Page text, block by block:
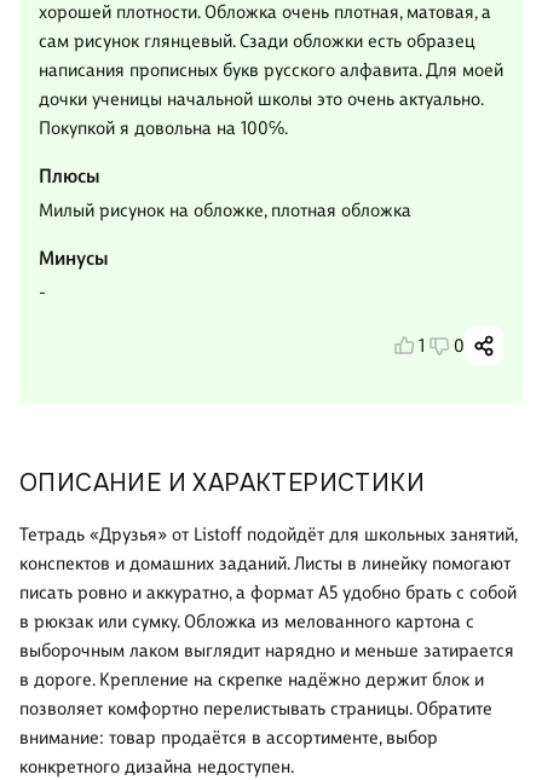
ОПИСАНИЕ И ХАРАКТЕРИСТИКИ
Тетрадь «Друзья» от Listoff подойдёт для школьных занятий,
конспектов и домашних заданий. Листы в линейку помогают
писать ровно и аккуратно, а формат А5 удобно брать с собой
в рюкзак или сумку. Обложка из мелованного картона с
выборочным лаком выглядит нарядно и меньше затирается
в дороге. Крепление на скрепке надёжно держит блок и
позволяет комфортно перелистывать страницы. Обратите
внимание: товар продаётся в ассортименте, выбор
конкретного дизайна недоступен.
хорошей плотности. Обложка очень плотная, матовая, а
сам рисунок глянцевый. Сзади обложки есть образец
написания прописных букв русского алфавита. Для моей
дочки ученицы начальной школы это очень актуально.
Покупкой я довольна на 100℅.
Плюсы
Милый рисунок на обложке, плотная обложка
Минусы
-
1 0